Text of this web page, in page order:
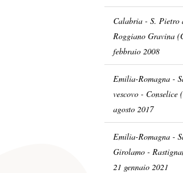
Calabria - S. Pietro
Roggiano Gravina
febbraio 2008
Emilia-Romagna -
vescovo -
agosto 2017
Emilia-Romagna -
Girolamo -
21 gennaio 2021